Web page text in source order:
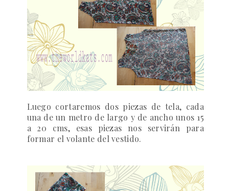
Luego cortaremos dos piezas de tela, cada
una de un metro de largo y de ancho unos 15
a 20 cms, esas piezas nos servirán para
formar el volante del vestido.